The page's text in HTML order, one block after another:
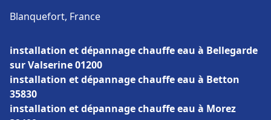
Blanquefort, France
installation et dépannage chauffe eau à Bellegarde
sur Valserine 01200
installation et dépannage chauffe eau à Betton
35830
installation et dépannage chauffe eau à Morez